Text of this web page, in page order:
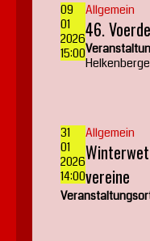
09
01
2026
15:00
Allgemein
46.
31
01
2026
14:00
Allgemein
vereine